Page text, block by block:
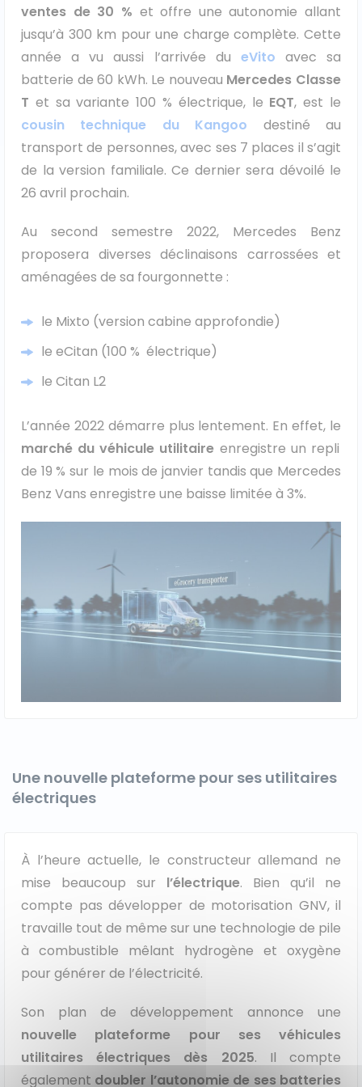
ventes de 30 % et offre une autonomie allant
jusqu’à 300 km pour une charge complète. Cette
année a vu aussi l’arrivée du eVito avec sa
batterie de 60 kWh. Le nouveau Mercedes Classe
T et sa variante 100 % électrique, le EQT, est le
cousin technique du Kangoo destiné au
transport de personnes, avec ses 7 places il s’agit
de la version familiale. Ce dernier sera dévoilé le
26 avril prochain.
Au second semestre 2022, Mercedes Benz
proposera diverses déclinaisons carrossées et
aménagées de sa fourgonnette :
le Mixto (version cabine approfondie)
le eCitan (100 % électrique)
le Citan L2
L’année 2022 démarre plus lentement. En effet, le
marché du véhicule utilitaire enregistre un repli
de 19 % sur le mois de janvier tandis que Mercedes
Benz Vans enregistre une baisse limitée à 3%.
Une nouvelle plateforme pour ses utilitaires
électriques
À l’heure actuelle, le constructeur allemand ne
mise beaucoup sur l’électrique. Bien qu’il ne
compte pas développer de motorisation GNV, il
travaille tout de même sur une technologie de pile
à combustible mêlant hydrogène et oxygène
pour générer de l’électricité.
Son plan de développement annonce une
nouvelle plateforme pour ses véhicules
utilitaires électriques dès 2025. Il compte
également doubler l’autonomie de ses batteries